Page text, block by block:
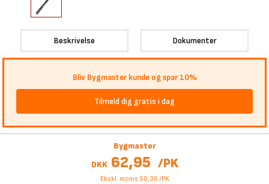
Beskrivelse Dokumenter
Bliv Bygmaster kunde og spar 10%
Tilmeld dig gratis i dag
Bygmaster
DKK 62,95 /PK
Ekskl. moms 50,36 /PK